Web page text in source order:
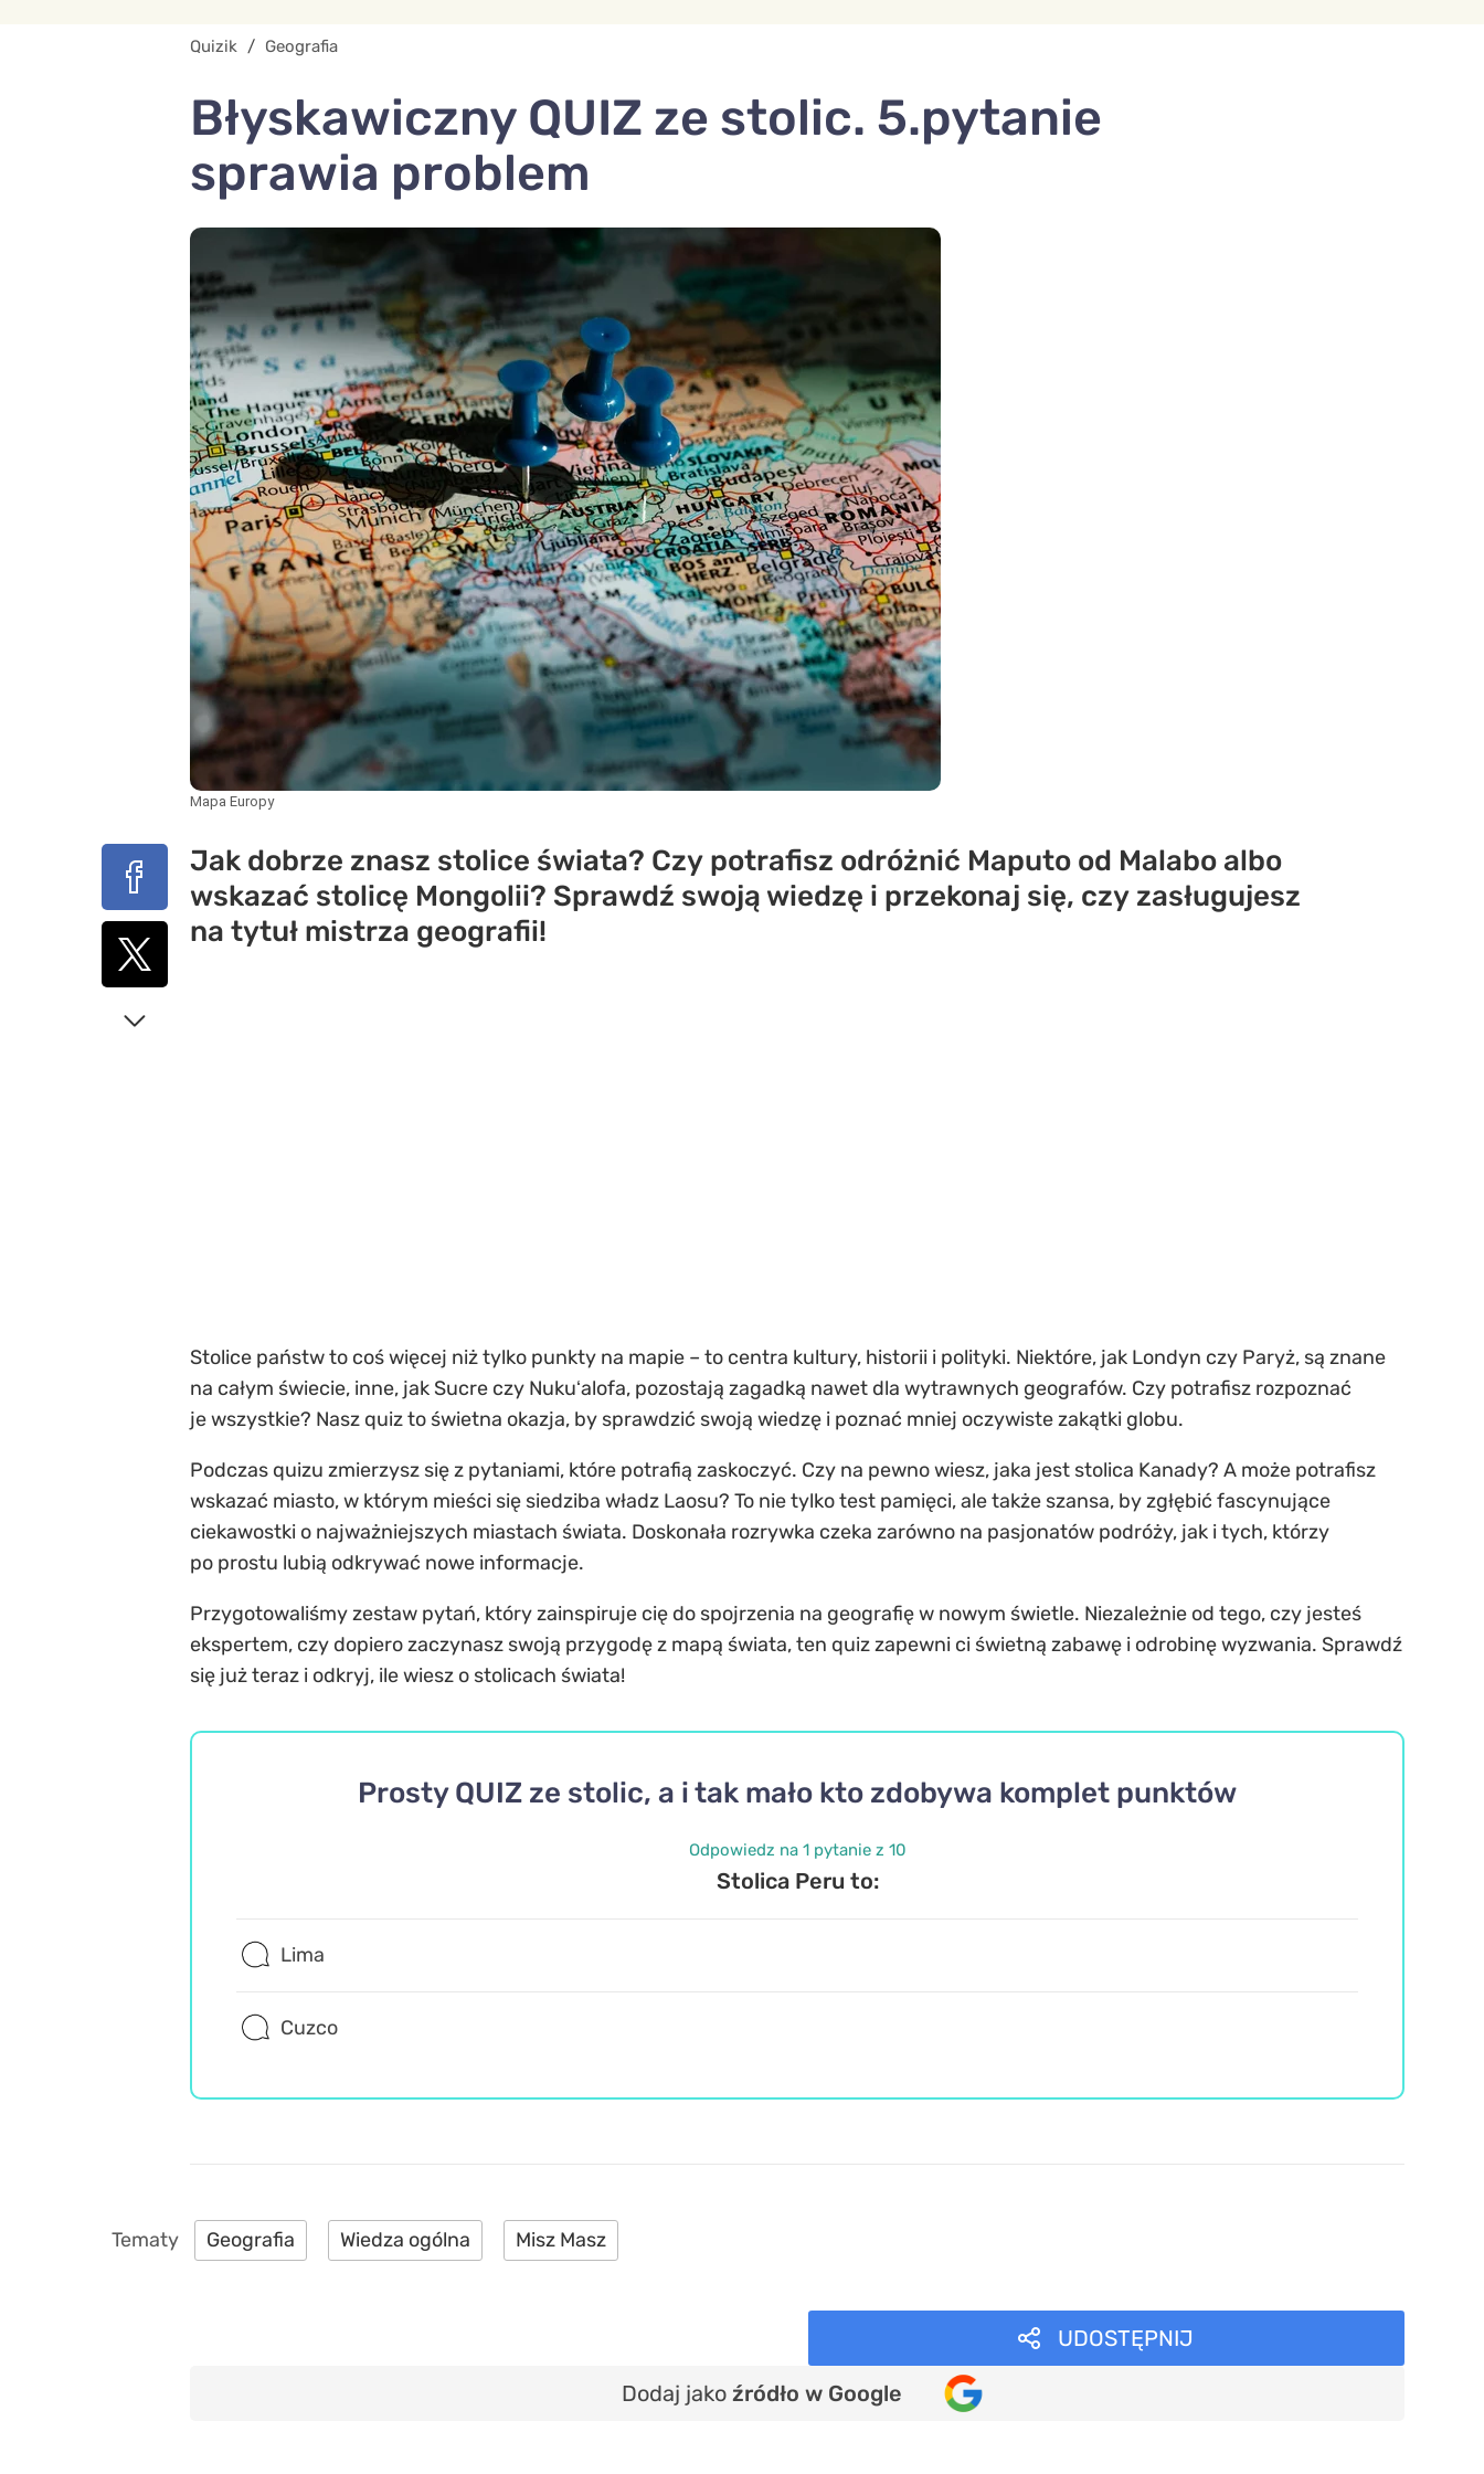
Quizik / Geografia
Błyskawiczny QUIZ ze stolic. 5.pytanie
sprawia problem
Mapa Europy
Jak dobrze znasz stolice świata? Czy potrafisz odróżnić Maputo od Malabo albo
wskazać stolicę Mongolii? Sprawdź swoją wiedzę i przekonaj się, czy zasługujesz
na tytuł mistrza geografii!
Stolice państw to coś więcej niż tylko punkty na mapie – to centra kultury, historii i polityki. Niektóre, jak Londyn czy Paryż, są znane
na całym świecie, inne, jak Sucre czy Nukuʻalofa, pozostają zagadką nawet dla wytrawnych geografów. Czy potrafisz rozpoznać
je wszystkie? Nasz quiz to świetna okazja, by sprawdzić swoją wiedzę i poznać mniej oczywiste zakątki globu.
Podczas quizu zmierzysz się z pytaniami, które potrafią zaskoczyć. Czy na pewno wiesz, jaka jest stolica Kanady? A może potrafisz
wskazać miasto, w którym mieści się siedziba władz Laosu? To nie tylko test pamięci, ale także szansa, by zgłębić fascynujące
ciekawostki o najważniejszych miastach świata. Doskonała rozrywka czeka zarówno na pasjonatów podróży, jak i tych, którzy
po prostu lubią odkrywać nowe informacje.
Przygotowaliśmy zestaw pytań, który zainspiruje cię do spojrzenia na geografię w nowym świetle. Niezależnie od tego, czy jesteś
ekspertem, czy dopiero zaczynasz swoją przygodę z mapą świata, ten quiz zapewni ci świetną zabawę i odrobinę wyzwania. Sprawdź
się już teraz i odkryj, ile wiesz o stolicach świata!
Prosty QUIZ ze stolic, a i tak mało kto zdobywa komplet punktów
Odpowiedz na 1 pytanie z 10
Stolica Peru to:
Lima
Cuzco
Geografia Wiedza ogólna Misz Masz
UDOSTĘPNIJ
Dodaj jako źródło w Google